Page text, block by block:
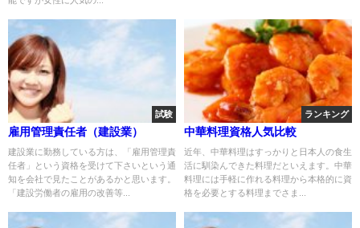
試験
雇用管理責任者（建設業）
建設業に勤務している方は、「雇用管理責
任者」という資格を受けて下さいという通
知を会社で見たことがあるかと思います。
「建設労働者の雇用の改善等...
ランキング
中華料理資格人気比較
近年、中華料理はすっかりと日本人の食生
活に馴染んできた料理だといえます。中華
料理には手軽に作れる料理から本格的に資
格を必要とする料理までさま...